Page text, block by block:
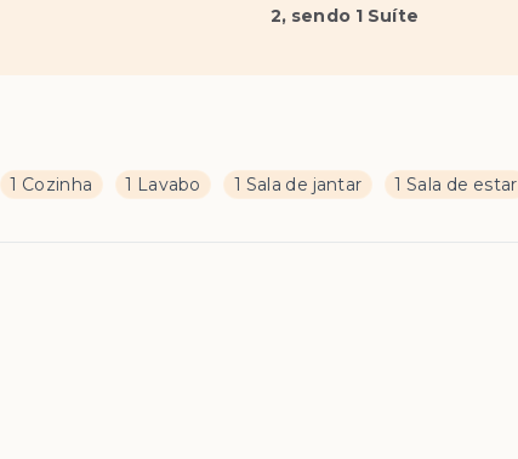
2, sendo 1 Suíte
1 Cozinha 1 Lavabo 1 Sala de jantar 1 Sala de estar